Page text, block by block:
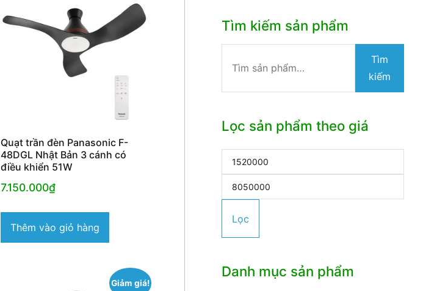
Quạt trần đèn Panasonic F-
48DGL Nhật Bản 3 cánh có
điều khiển 51W
7.150.000₫
Thêm vào giỏ hàng
Giảm giá!
Tìm kiếm sản phẩm
kiếm:
Tìm
kiếm
Lọc sản phẩm theo giá
Giá
thiểu
Giá
Lọc
Danh mục sản phẩm